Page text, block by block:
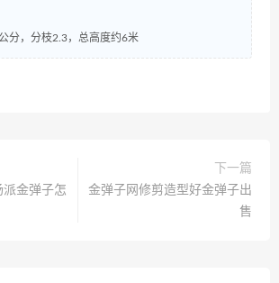
分，分枝2.3，总高度约6米
金弹子怎
下一篇
金弹子网修剪造型好金弹子出
售